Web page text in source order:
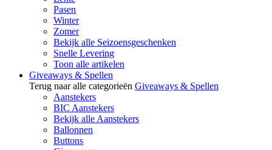
Pasen
Winter
Zomer
Bekijk alle Seizoensgeschenken
Snelle Levering
Toon alle artikelen
Giveaways & Spellen
Terug naar alle categorieën Giveaways & Spellen
Aanstekers
BIC Aanstekers
Bekijk alle Aanstekers
Ballonnen
Buttons